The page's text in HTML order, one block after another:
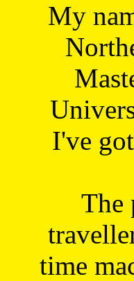
My
I've
The
time